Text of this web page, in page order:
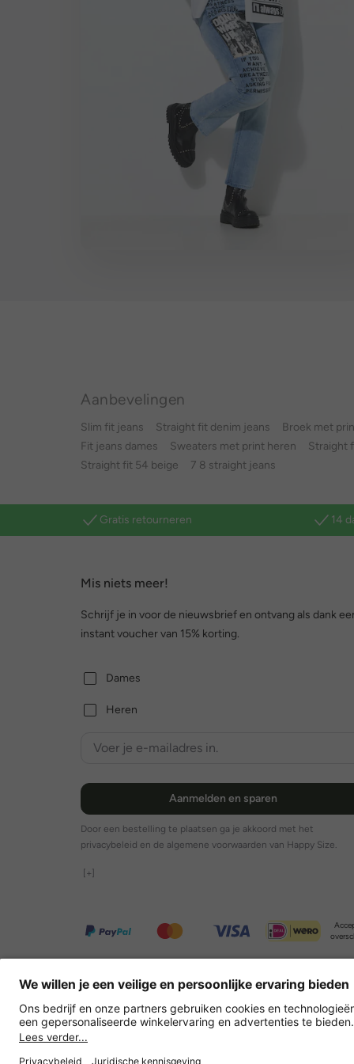
Aanbevelingen
Slim fit jeans Straight fit denim jeans
Broek met
Fit jeans dames
Sweaters met print heren
Straight
Straight fit 54 beige
7 8 straight jeans
Gratis retourneren 14
Mis niets meer!
Schrijf je in voor de nieuwsbrief en ontvang als dank
instant voucher van 15% korting.
Dames
Heren
Aanmelden en sparen
Door een bestelling te plaatsen ga je akkoord met het
privacybeleid en de algemene voorwaarden van Happy Size.
[+]
Overige webwinkels
Nederland